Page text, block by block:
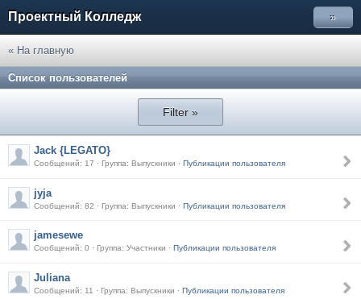
Проектный Колледж »
« На главную
Список пользователей
Filter »
Jack {LEGATO}
Сообщений: 17 · Группа: Выпускники · Публикации пользователя
jyja
Сообщений: 82 · Группа: Выпускники · Публикации пользователя
jamesewe
Сообщений: 0 · Группа: Участники · Публикации пользователя
Juliana
Сообщений: 11 · Группа: Выпускники · Публикации пользователя